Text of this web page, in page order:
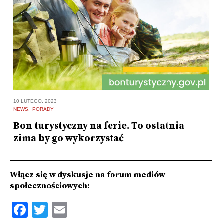
10 LUTEGO, 2023
NEWS
PORADY
Bon turystyczny na ferie. To ostatnia
zima by go wykorzystać
Włącz się w dyskusje na forum mediów
społecznościowych:
Facebook
Twitter